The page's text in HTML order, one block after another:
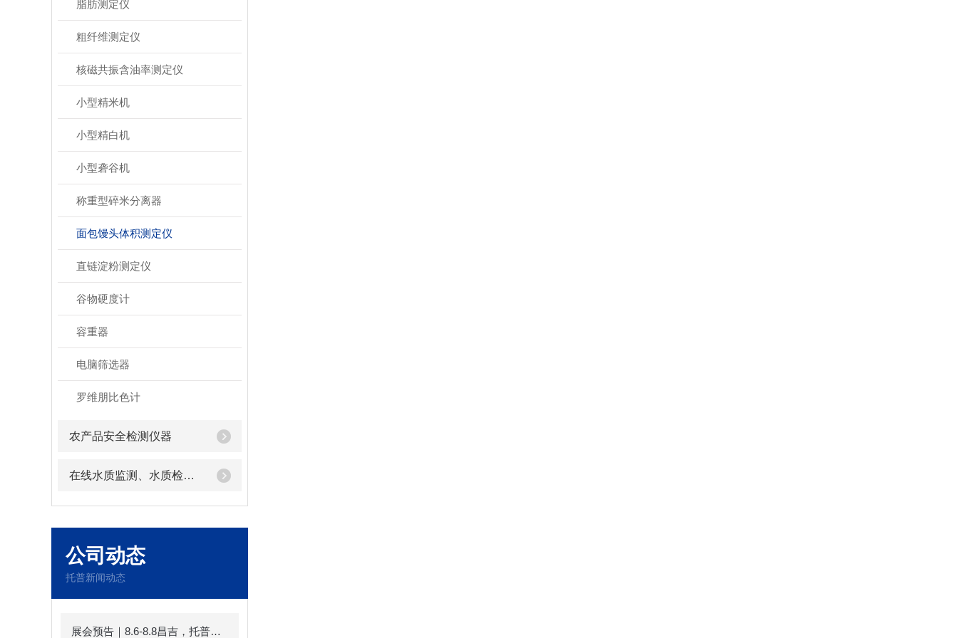
脂肪测定仪
粗纤维测定仪
核磁共振含油率测定仪
小型精米机
小型精白机
小型砻谷机
称重型碎米分离器
面包馒头体积测定仪
直链淀粉测定仪
谷物硬度计
容重器
电脑筛选器
罗维朋比色计
农产品安全检测仪器
在线水质监测、水质检测仪器
公司动态
托普新闻动态
展会预告｜8.6-8.8昌吉，托普云农邀您共赴第十一届中国新疆种子展示交易会